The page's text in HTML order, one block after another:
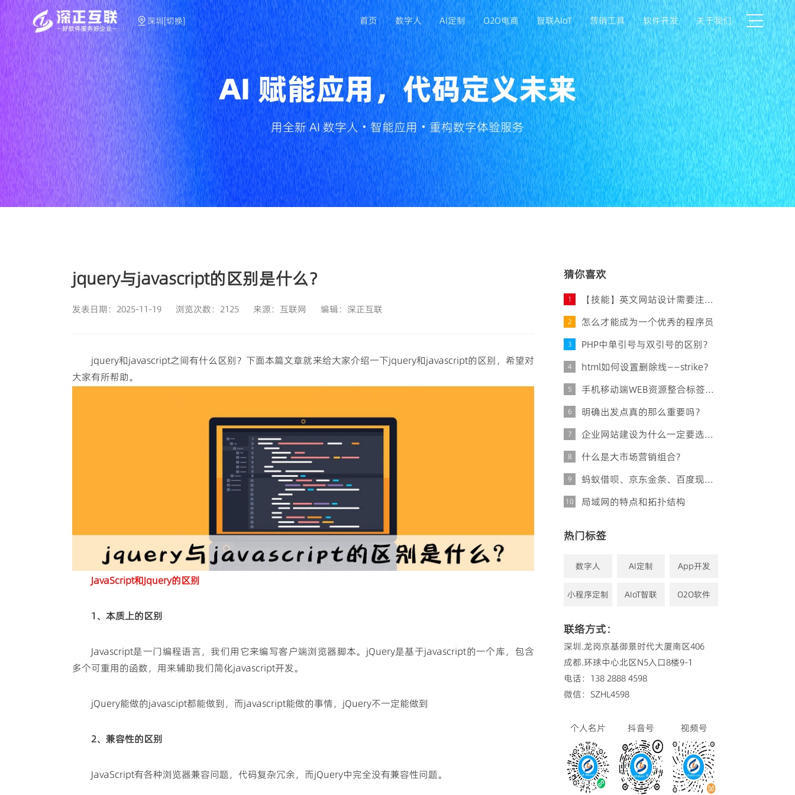
深圳[切换] 首页 数字人 AI定制 O2O电商 智联AIoT 营销工具 软件开发
APP定制开发
满足移动端业务拓展，打造专属品牌应用
小程序开发
依托微信生态获客，降低用户使用门槛
ERP/CRM系统开发
关于我们
AI 赋能应用，代码定义未来
用全新 AI 数字人・智能应用・重构数字体验服务
jquery与javascript的区别是什么？
发表日期：2025-11-19 浏览次数：2125 来源： 互联网 编辑： 深正互联
jquery和javascript之间有什么区别？下面本篇文章就来给大家介绍一下jquery和javascript的区别，希望对
大家有所帮助。
JavaScript和Jquery的区别
1、本质上的区别
Javascript是一门编程语言，我们用它来编写客户端浏览器脚本。jQuery是基于javascript的一个库，包含
多个可重用的函数，用来辅助我们简化javascript开发。
jQuery能做的javascipt都能做到，而javascript能做的事情，jQuery不一定能做到
2、兼容性的区别
JavaScript有各种浏览器兼容问题，代码复杂冗余，而jQuery中完全没有兼容性问题。
猜你喜欢
1 【技能】英文网站设计需要注意什么？
2 怎么才能成为一个优秀的程序员
3 PHP中单引号与双引号的区别？
4 html如何设置删除线——strike？
5 手机移动端WEB资源整合标签技术
6 明确出发点真的那么重要吗？
7 企业网站建设为什么一定要选正规建站公司？
8 什么是大市场营销组合?
9 蚂蚁借呗、京东金条、百度现金贷…跟谁借钱最划算？
10 局域网的特点和拓扑结构
热门标签
数字人 AI定制 App开发
小程序定制 AIoT智联 O2O软件
联络方式：
深圳.龙岗京基御景时代大厦南区406
成都.环球中心北区N5入口8楼9-1
电话：138 2888 4598
微信：SZHL4598
个人名片 抖音号 视频号